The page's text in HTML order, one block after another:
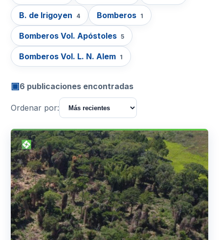
B. de Irigoyen 4 Bomberos 1
Bomberos Vol. Apóstoles 5
Bomberos Vol. L. N. Alem 1
▣6 publicaciones encontradas
Ordenar por: